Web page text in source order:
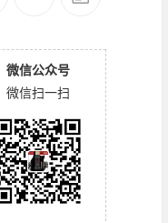
微信公众号
微信扫一扫